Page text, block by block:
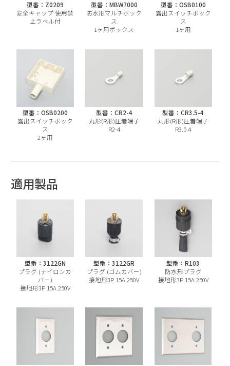
型番：Z0209
安全キャップ 使用禁
止ラベル付
型番：MBW7000
防水形マルチボック
ス
1ヶ用ボックス
型番：OSB0100
露出スイッチボック
ス
1ヶ用
型番：OSB0200
露出スイッチボック
ス
2ヶ用
型番：CR2-4
丸形(R形)圧着端子
R2-4
型番：CR3.5-4
丸形(R形)圧着端子
R3.5.4
適用製品
型番：3122GN
プラグ (ナイロンカ
バー)
接地形3P 15A 250V
型番：3122GR
プラグ (ゴムカバー)
接地形3P 15A 250V
型番：R103
防水形プラグ
接地形3P 15A 250V